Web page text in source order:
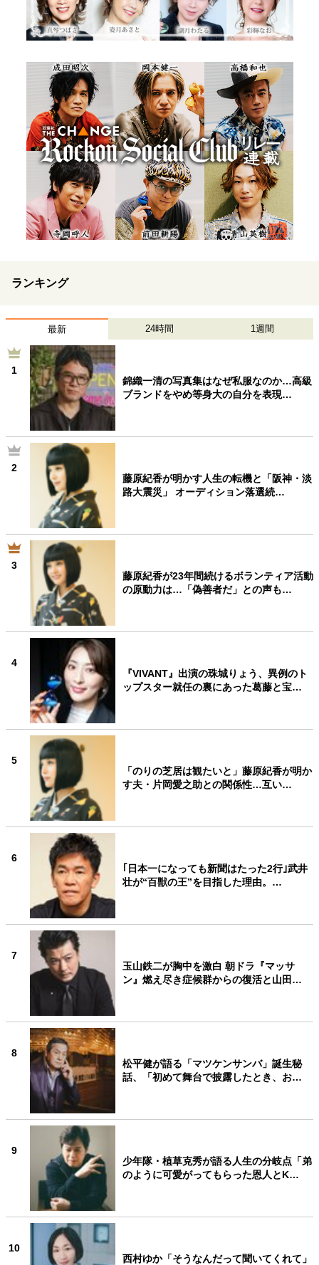
ランキング
最新 24時間 1週間
1
錦織一清の写真集はなぜ私服なのか…高級
ブランドをやめ等身大の自分を表現…
2
藤原紀香が明かす人生の転機と「阪神・淡
路大震災」 オーディション落選続…
3
藤原紀香が23年間続けるボランティア活動
の原動力は…「偽善者だ」との声も…
4
『VIVANT』出演の珠城りょう、異例のト
ップスター就任の裏にあった葛藤と宝…
5
「のりの芝居は観たいと」藤原紀香が明か
す夫・片岡愛之助との関係性…互い…
6
｢日本一になっても新聞はたった2行｣武井
壮が“百獣の王”を目指した理由。…
7
玉山鉄二が胸中を激白 朝ドラ『マッサ
ン』燃え尽き症候群からの復活と山田…
8
松平健が語る「マツケンサンバ」誕生秘
話、「初めて舞台で披露したとき、お…
9
少年隊・植草克秀が語る人生の分岐点「弟
のように可愛がってもらった恩人とK…
10
西村ゆか「そうなんだって聞いてくれて」